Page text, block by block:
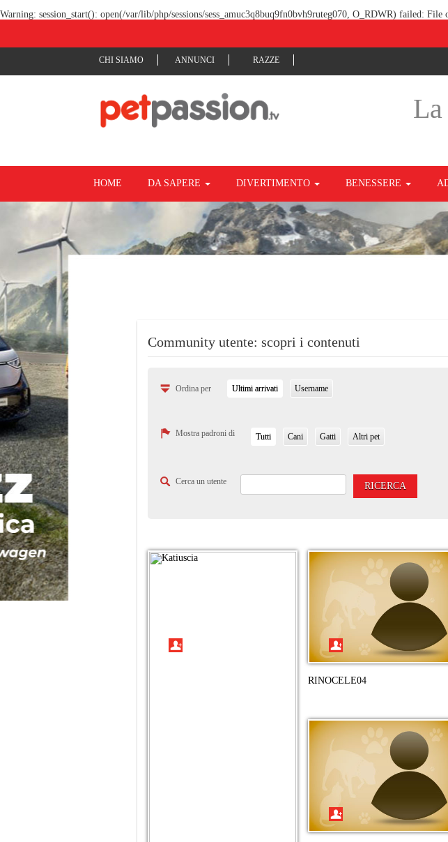
Warning: session_start(): open(/var/lib/php/sessions/sess_amuc3q8buq9fn0bvh9ruteg070, O_RDWR) failed:
CHI SIAMO ANNUNCI RAZZE
HOME DA SAPERE DIVERTIMENTO BENESSERE
Community utente: scopri i contenuti
Ordina per Ultimi arrivati Username
Mostra padroni di Tutti Cani Gatti Altri pet
Cerca un utente RICERCA
RINOCELE04